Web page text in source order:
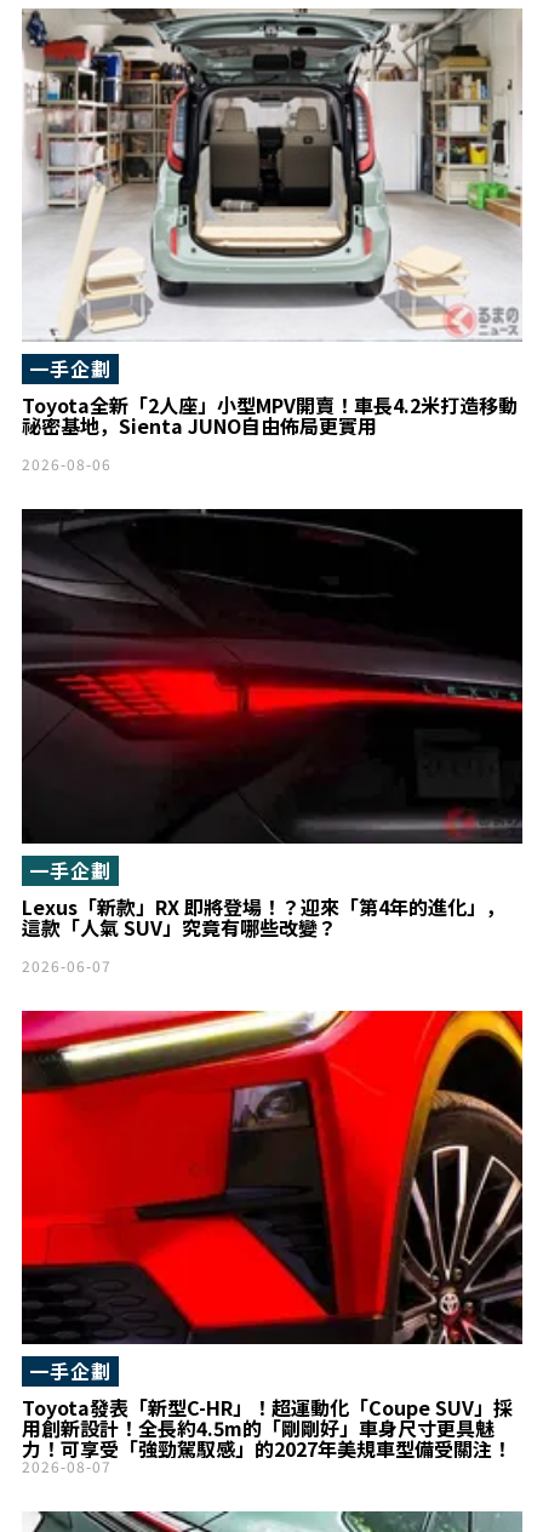
Toyota全新「2人座」小型MPV開賣！車長4.2米打造移動
祕密基地，Sienta JUNO自由佈局更實用
一手企劃
2026-08-06
Lexus「新款」RX 即將登場！？迎來「第4年的進化」，
這款「人氣 SUV」究竟有哪些改變？
一手企劃
2026-06-07
Toyota發表「新型C-HR」！超運動化「Coupe SUV」採
用創新設計！全長約4.5m的「剛剛好」車身尺寸更具魅
力！可享受「強勁駕馭感」的2027年美規車型備受關注！
一手企劃
2026-08-07